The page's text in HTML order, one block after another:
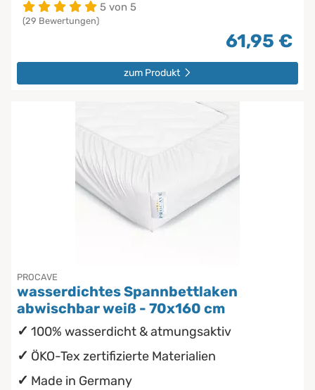
5 von 5
(29 Bewertungen)
61,95 €
zum Produkt
PROCAVE
wasserdichtes Spannbettlaken
abwischbar weiß - 70x160 cm
100% wasserdicht & atmungsaktiv
ÖKO-Tex zertifizierte Materialien
Made in Germany